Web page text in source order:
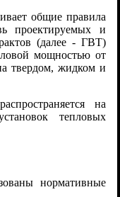
общие правила
проектируемых и
(далее - ГВТ)
мощностью от
твердом, жидком и
на
тепловых
нормативные